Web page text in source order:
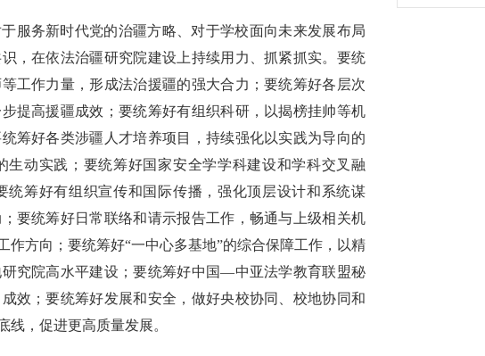
服务新时代党的治疆方略、对于学校面向未来发展布局
，在依法治疆研究院建设上持续用力、抓紧抓实。要统
工作力量，形成法治援疆的强大合力；要统筹好各层次
提高援疆成效；要统筹好有组织科研，以揭榜挂帅等机
筹好各类涉疆人才培养项目，持续强化以实践为导向的
生动实践；要统筹好国家安全学学科建设和学科交叉融
筹好有组织宣传和国际传播，强化顶层设计和系统谋
要统筹好日常联络和请示报告工作，畅通与上级相关机
方向；要统筹好“一中心多基地”的综合保障工作，以精
究院高水平建设；要统筹好中国—中亚法学教育联盟秘
效；要统筹好发展和安全，做好央校协同、校地协同和
，促进更高质量发展。